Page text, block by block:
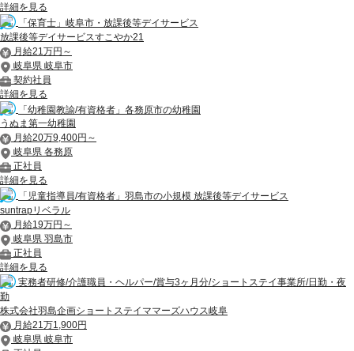
詳細を見る
「保育士」岐阜市・放課後等デイサービス
放課後等デイサービスすこやか21
月給21万円～
岐阜県 岐阜市
契約社員
詳細を見る
「幼稚園教諭/有資格者」各務原市の幼稚園
うぬま第一幼稚園
月給20万9,400円～
岐阜県 各務原
正社員
詳細を見る
「児童指導員/有資格者」羽島市の小規模 放課後等デイサービス
suntrapリベラル
月給19万円～
岐阜県 羽島市
正社員
詳細を見る
実務者研修/介護職員・ヘルパー/賞与3ヶ月分/ショートステイ事業所/日勤・夜
勤
株式会社羽島企画ショートステイママーズハウス岐阜
月給21万1,900円
岐阜県 岐阜市